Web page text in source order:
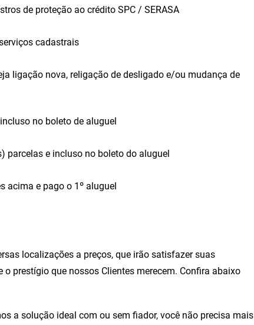
de proteção ao crédito SPC / SERASA
cadastrais
ligação nova, religação de desligado e/ou mudança de
no boleto de aluguel
parcelas e incluso no boleto do aluguel
acima e pago o 1º aluguel
localizações a preços, que irão satisfazer suas
prestígio que nossos Clientes merecem. Confira abaixo
a solução ideal com ou sem fiador, você não precisa mais